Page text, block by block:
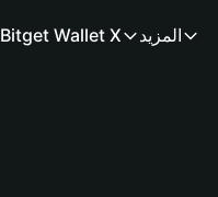
Bitget Wallet X المزيد